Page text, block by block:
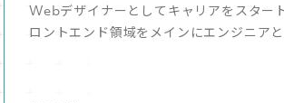
Webデザイナーとしてキャリアをスター
ロントエンド領域をメインにエンジニアと